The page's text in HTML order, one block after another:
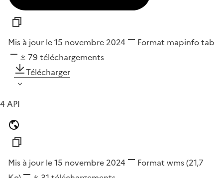
Mis à jour le 15 novembre 2024 Format mapinfo tab
79 téléchargements
Télécharger
4 API
Mis à jour le 15 novembre 2024 Format wms(21,7